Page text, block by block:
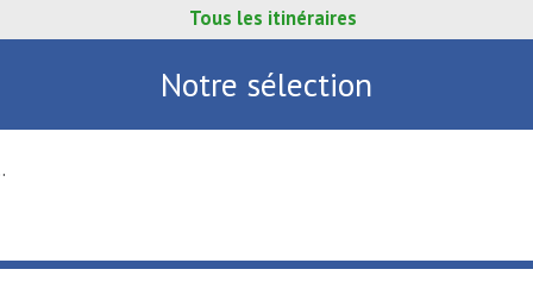
Tous les itinéraires
Notre sélection